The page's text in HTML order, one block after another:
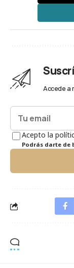
Accede a
Acepto la
Podrás darte